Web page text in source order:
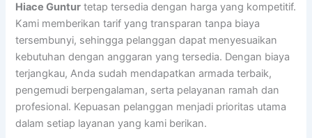
Hiace Guntur tetap tersedia dengan harga yang kompetitif.
Kami memberikan tarif yang transparan tanpa biaya
tersembunyi, sehingga pelanggan dapat menyesuaikan
kebutuhan dengan anggaran yang tersedia. Dengan biaya
terjangkau, Anda sudah mendapatkan armada terbaik,
pengemudi berpengalaman, serta pelayanan ramah dan
profesional. Kepuasan pelanggan menjadi prioritas utama
dalam setiap layanan yang kami berikan.